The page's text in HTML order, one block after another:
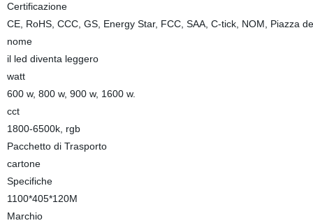
Certificazione
CE, RoHS, CCC, GS, Energy Star, FCC, SAA, C-tick, NOM, Piazza
nome
il led diventa leggero
watt
600 w, 800 w, 900 w, 1600 w.
cct
1800-6500k, rgb
Pacchetto di Trasporto
cartone
Specifiche
1100*405*120M
Marchio